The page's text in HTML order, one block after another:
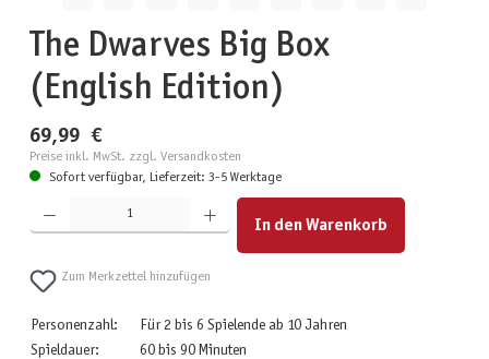
The Dwarves Big Box
(English Edition)
69,99 €
Preise inkl. MwSt. zzgl. Versandkosten
Sofort verfügbar, Lieferzeit: 3-5 Werktage
Produkt Anzahl: Gib den gewünschten Wert ein oder benutze die Schaltflächen um die Anzahl zu
In den Warenkorb
Zum Merkzettel hinzufügen
Personenzahl:
Für 2 bis 6 Spielende ab 10 Jahren
Spieldauer:
60 bis 90 Minuten